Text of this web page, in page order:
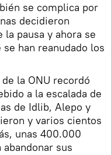
se complica por
decidieron
pausa y ahora se
han reanudado los
la ONU recordó
a la escalada de
de Idlib, Alepo y
y varios cientos
unas 400.000
sus